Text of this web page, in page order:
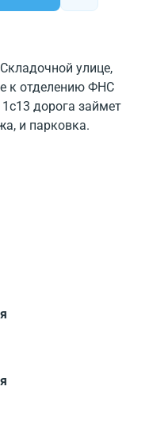
улице,
к отделению ФНС
дорога займет
и парковка.
можно